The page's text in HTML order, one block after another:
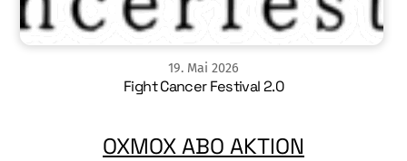
19. Mai 2026
Fight Cancer Festival 2.0
OXMOX ABO AKTION